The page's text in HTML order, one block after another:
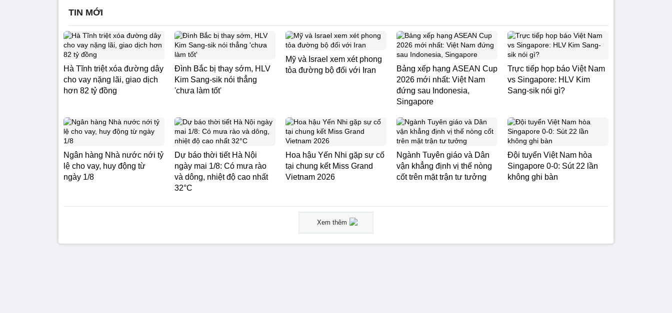
TIN MỚI
Hà Tĩnh triệt xóa đường dây
cho vay nặng lãi, giao dịch
hơn 82 tỷ đồng
Đình Bắc bị thay sớm, HLV
Kim Sang-sik nói thẳng
'chưa làm tốt'
Mỹ và Israel xem xét phong
tỏa đường bộ đối với Iran
Bảng xếp hạng ASEAN Cup
2026 mới nhất: Việt Nam
đứng sau Indonesia,
Singapore
Trực tiếp họp báo Việt Nam
vs Singapore: HLV Kim
Sang-sik nói gì?
Ngân hàng Nhà nước nới tỷ
lệ cho vay, huy động từ
ngày 1/8
Dự báo thời tiết Hà Nội
ngày mai 1/8: Có mưa rào
và dông, nhiệt độ cao nhất
32°C
Hoa hậu Yến Nhi gặp sự cố
tại chung kết Miss Grand
Vietnam 2026
Ngành Tuyên giáo và Dân
vận khẳng định vị thế nòng
cốt trên mặt trận tư tưởng
Đội tuyển Việt Nam hòa
Singapore 0-0: Sút 22 lần
không ghi bàn
Xem thêm